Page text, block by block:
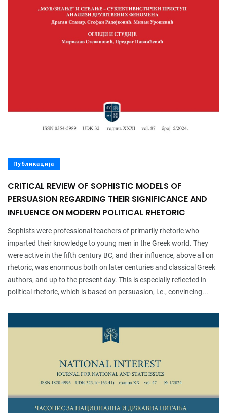
Публикација
CRITICAL REVIEW OF SOPHISTIC MODELS OF
PERSUASION REGARDING THEIR SIGNIFICANCE AND
INFLUENCE ON MODERN POLITICAL RHETORIC
Sophists were professional teachers of primarily rhetoric who
imparted their knowledge to young men in the Greek world. They
were active in the fifth century BC, and their influence, above all on
rhetoric, was enormous both on later centuries and classical Greek
authors, and up to the present day. This is especially reflected in
political rhetoric, which is based on persuasion, i.e., convincing...